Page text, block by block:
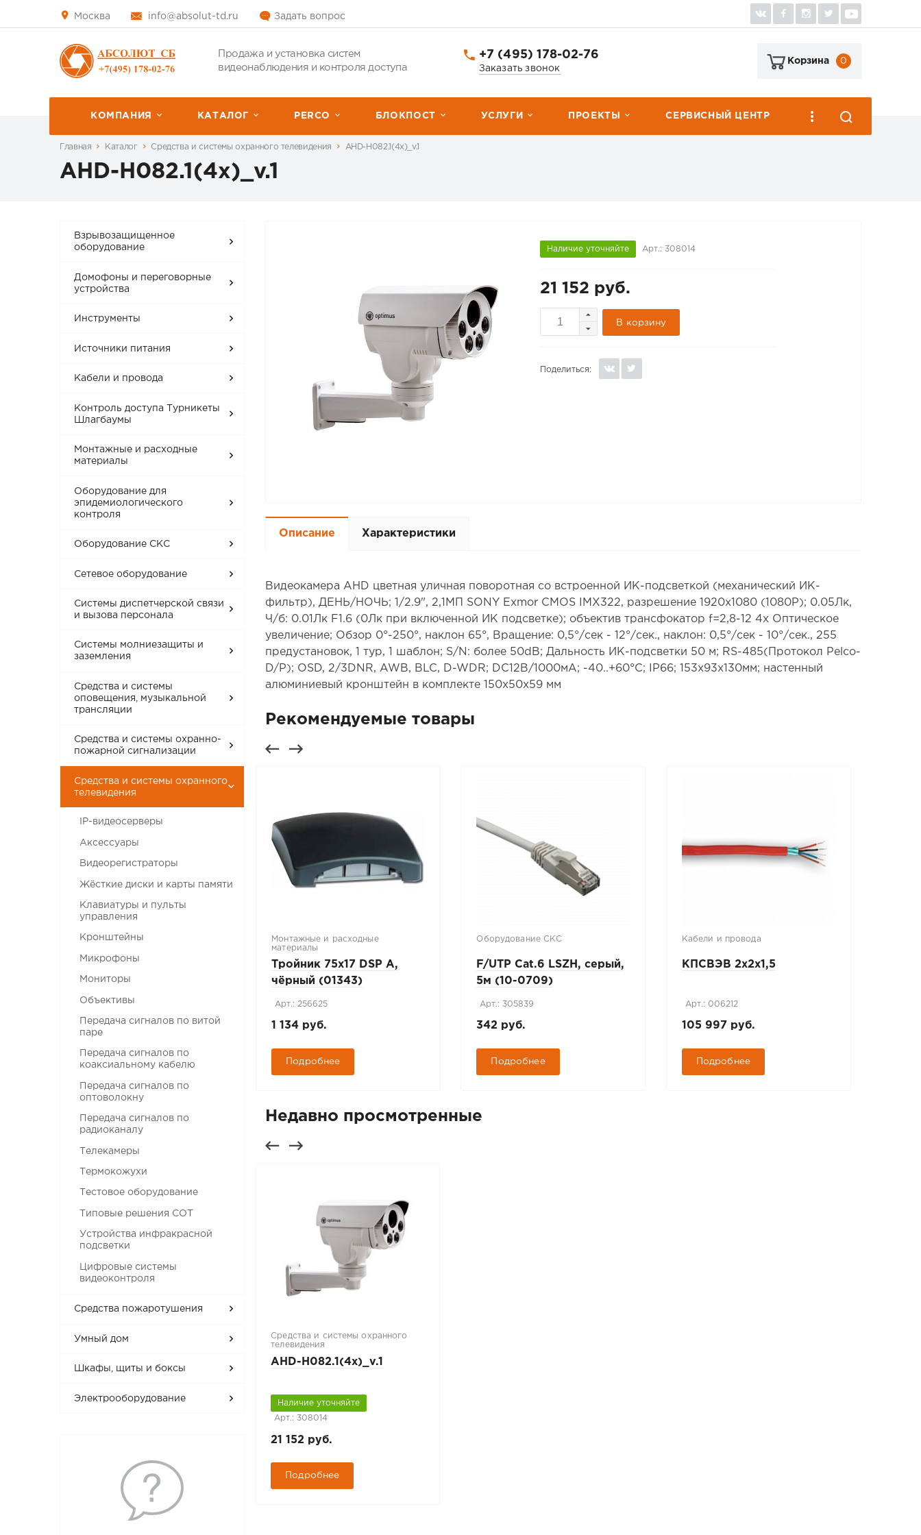
Москва info@absolut-td.ru Задать вопрос
Продажа и установка систем
видеонаблюдения и контроля доступа
+7 (495) 178-02-76
Заказать звонок
Корзина 0
КОМПАНИЯ КАТАЛОГ PERCО БЛОКПОСТ УСЛУГИ ПРОЕКТЫ СЕРВИСНЫЙ ЦЕНТР
Главная Каталог Средства и системы охранного телевидения AHD-H082.1(4x)_v.1
AHD-H082.1(4x)_v.1
Взрывозащищенное
оборудование
Домофоны и переговорные
устройства
Инструменты
Источники питания
Кабели и провода
Контроль доступа Турникеты
Шлагбаумы
Монтажные и расходные
материалы
Оборудование для
эпидемиологического
контроля
Оборудование СКС
Сетевое оборудование
Системы диспетчерской связи
и вызова персонала
Системы молниезащиты и
заземления
Средства и системы
оповещения, музыкальной
трансляции
Средства и системы охранно-
пожарной сигнализации
Средства и системы охранного
телевидения
IP-видеосерверы
Аксессуары
Видеорегистраторы
Жёсткие диски и карты памяти
Клавиатуры и пульты
управления
Кронштейны
Микрофоны
Мониторы
Объективы
Передача сигналов по витой
паре
Передача сигналов по
коаксиальному кабелю
Передача сигналов по
оптоволокну
Передача сигналов по
радиоканалу
Телекамеры
Термокожухи
Тестовое оборудование
Типовые решения СОТ
Устройства инфракрасной
подсветки
Цифровые системы
видеоконтроля
Средства пожаротушения
Умный дом
Шкафы, щиты и боксы
Электрооборудование
Наличие уточняйте Арт.: 308014
21 152 руб.
В корзину
Поделиться:
Описание Характеристики
Видеокамера AHD цветная уличная поворотная со встроенной ИК-подсветкой (механический ИК-
фильтр), ДЕНЬ/НОЧЬ; 1/2.9", 2,1МП SONY Exmor CMOS IMX322, разрешение 1920х1080 (1080P); 0.05Лк,
Ч/б: 0.01Лк F1.6 (0Лк при включенной ИК подсветке); объектив трансфокатор f=2,8-12 4x Оптическое
увеличение; Обзор 0°-250°, наклон 65°, Вращение: 0,5°/сек - 12°/сек., наклон: 0,5°/сек - 10°/сек., 255
предустановок, 1 тур, 1 шаблон; S/N: более 50dB; Дальность ИК-подсветки 50 м; RS-485(Протокол Pelco-
D/P); OSD, 2/3DNR, AWB, BLC, D-WDR; DC12В/1000мА; -40..+60°C; IP66; 153х93х130мм; настенный
алюминиевый кронштейн в комплекте 150х50х59 мм
Рекомендуемые товары
Шкафы, щиты и боксы
SH-05F-15U60/35-R-BK
(10758c)
Арт.: 304321
13 370 руб.
Подробнее
Монтажные и расходные
материалы
Тройник 75х17 DSP A,
чёрный (01343)
Арт.: 256625
1 134 руб.
Подробнее
Оборудование СКС
F/UTP Cat.6 LSZH, серый,
5м (10-0709)
Арт.: 305839
342 руб.
Подробнее
Кабели и провода
КПСВЭВ 2х2х1,5
Арт.: 006212
105 997 руб.
Подробнее
Недавно просмотренные
Средства и системы охранного
телевидения
AHD-H082.1(4x)_v.1
Наличие уточняйте
Арт.: 308014
21 152 руб.
Подробнее